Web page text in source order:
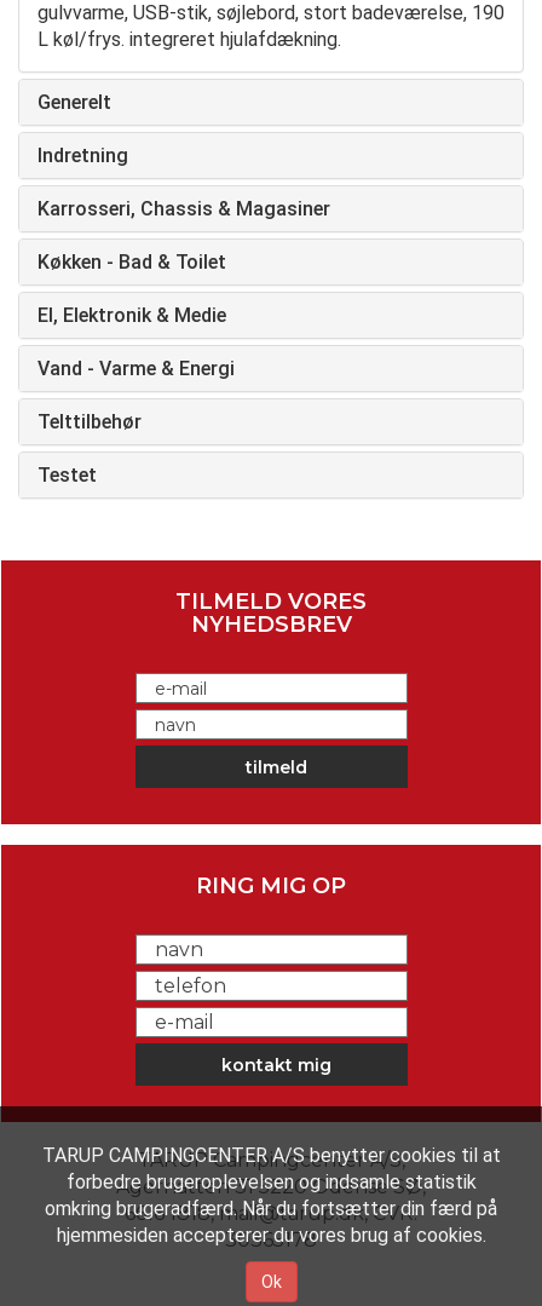
gulvvarme, USB-stik, søjlebord, stort badeværelse, 190
L køl/frys. integreret hjulafdækning.
Generelt
Indretning
Karrosseri, Chassis & Magasiner
Køkken - Bad & Toilet
El, Elektronik & Medie
Vand - Varme & Energi
Telttilbehør
Testet
TILMELD VORES
NYHEDSBREV
RING MIG OP
TARUP Campingcenter A/S,
Agerhatten 31 5220 Odense SØ,
6616 1818,mail@tarup.dk,CVR:
30365178
TARUP CAMPINGCENTER A/S benytter cookies til at
forbedre brugeroplevelsen og indsamle statistik
omkring brugeradfærd. Når du fortsætter din færd på
hjemmesiden accepterer du vores brug af cookies.
Ok